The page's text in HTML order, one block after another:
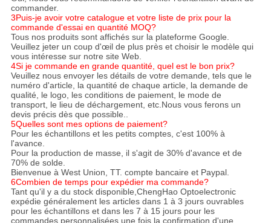
commander.
3Puis-je avoir votre catalogue et votre liste de prix pour la
commande d'essai en quantité MOQ?
Tous nos produits sont affichés sur la plateforme Google.
Veuillez jeter un coup d'œil de plus près et choisir le modèle qui
vous intéresse sur notre site Web.
4Si je commande en grande quantité, quel est le bon prix?
Veuillez nous envoyer les détails de votre demande, tels que le
numéro d'article, la quantité de chaque article, la demande de
qualité, le logo, les conditions de paiement, le mode de
transport, le lieu de déchargement, etc.Nous vous ferons un
devis précis dès que possible..
5Quelles sont mes options de paiement?
Pour les échantillons et les petits comptes, c'est 100% à
l'avance.
Pour la production de masse, il s'agit de 30% d'avance et de
70% de solde.
Bienvenue à West Union, TT. compte bancaire et Paypal.
6Combien de temps pour expédier ma commande?
Tant qu'il y a du stock disponible,ChengHao Optoelectronic
expédie généralement les articles dans 1 à 3 jours ouvrables
pour les échantillons et dans les 7 à 15 jours pour les
commandes personnalisées une fois la confirmation d'une